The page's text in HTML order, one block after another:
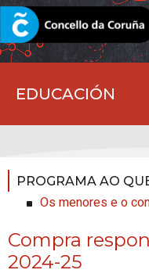
EDUCACIÓN
CORUNA.GAL
PROGRAMA AO
Os menores e o
Compra
2024-25